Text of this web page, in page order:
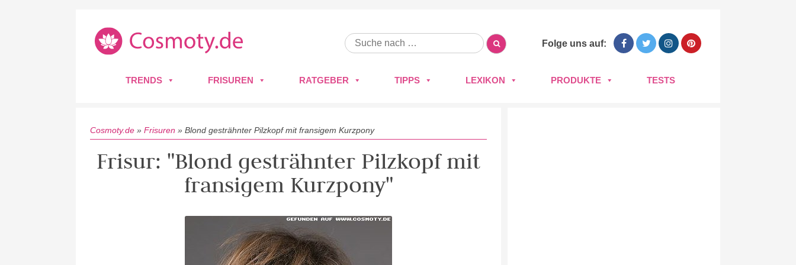
Folge uns auf:
TRENDS FRISUREN RATGEBER TIPPS LEXIKON PRODUKTE TESTS
Cosmoty.de » Frisuren » Blond gesträhnter Pilzkopf mit fransigem Kurzpony
Frisur: "Blond gesträhnter Pilzkopf mit
fransigem Kurzpony"